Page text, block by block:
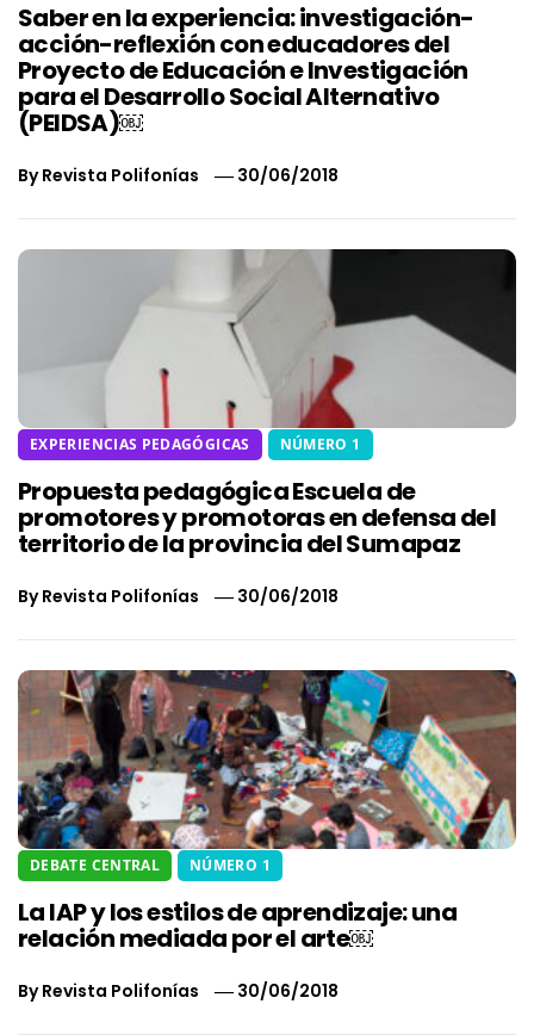
Saber en la experiencia: investigación-
acción-reflexión con educadores del
Proyecto de Educación e Investigación
para el Desarrollo Social Alternativo
(PEIDSA)￼
ByRevista Polifonías 30/06/2018
EXPERIENCIAS PEDAGÓGICAS NÚMERO 1
Propuesta pedagógica Escuela de
promotores y promotoras en defensa del
territorio de la provincia del Sumapaz
ByRevista Polifonías 30/06/2018
DEBATE CENTRAL NÚMERO 1
La IAP y los estilos de aprendizaje: una
relación mediada por el arte￼
ByRevista Polifonías 30/06/2018